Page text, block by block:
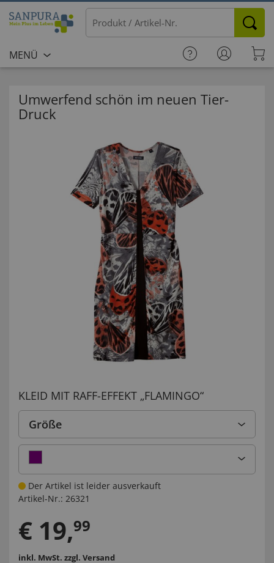
MENÜ
Umwerfend schön im neuen Tier-
Druck
KLEID MIT RAFF-EFFEKT „FLAMINGO“
Größe
Der Artikel ist leider ausverkauft
Artikel-Nr.: 26321
€ 19,99
inkl. MwSt. zzgl. Versand